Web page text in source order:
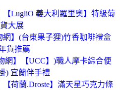
LugliO 義大利羅里奧】特級葡
大展
】(台東果子狸)竹香咖啡禮盒
貨推薦
網】【UCC】)職人摩卡綜合便
) 宜蘭伴手禮
荷蘭.Droste】滿天星巧克力條